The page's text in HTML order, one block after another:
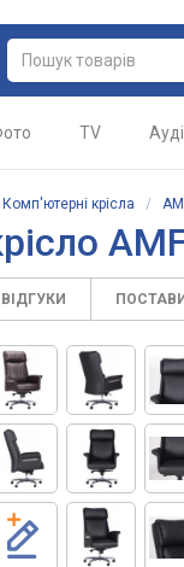
TV
Комп'ютерні крісла /
ВІДГУКИ